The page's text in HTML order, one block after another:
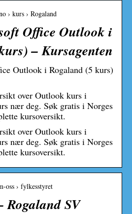
› kurs › Rogaland
Office Outlook i
– Kursagenten
Outlook i Rogaland (5 kurs)
over Outlook kurs i
nær deg. Søk gratis i Norges
kursoversikt.
over Outlook kurs i
nær deg. Søk gratis i Norges
kursoversikt.
oss › fylkesstyret
Rogaland SV